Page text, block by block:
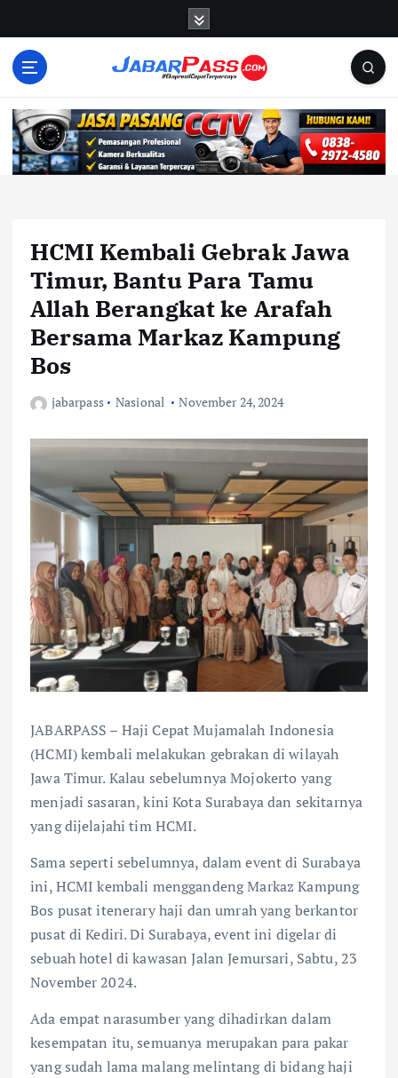
HCMI Kembali Gebrak Jawa
Timur, Bantu Para Tamu
Allah Berangkat ke Arafah
Bersama Markaz Kampung
Bos
jabarpass Nasional November 24, 2024
JABARPASS – Haji Cepat Mujamalah Indonesia
(HCMI) kembali melakukan gebrakan di wilayah
Jawa Timur. Kalau sebelumnya Mojokerto yang
menjadi sasaran, kini Kota Surabaya dan sekitarnya
yang dijelajahi tim HCMI.
Sama seperti sebelumnya, dalam event di Surabaya
ini, HCMI kembali menggandeng Markaz Kampung
Bos pusat itenerary haji dan umrah yang berkantor
pusat di Kediri. Di Surabaya, event ini digelar di
sebuah hotel di kawasan Jalan Jemursari, Sabtu, 23
November 2024.
Ada empat narasumber yang dihadirkan dalam
kesempatan itu, semuanya merupakan para pakar
yang sudah lama malang melintang di bidang haji